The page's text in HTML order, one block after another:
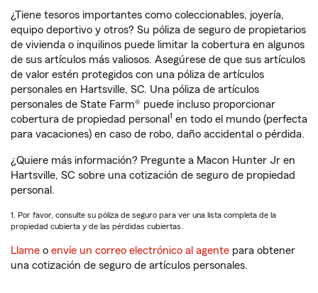
¿Tiene tesoros importantes como coleccionables, joyería,
equipo deportivo y otros? Su póliza de seguro de propietarios
de vivienda o inquilinos puede limitar la cobertura en algunos
de sus artículos más valiosos. Asegúrese de que sus artículos
de valor estén protegidos con una póliza de artículos
personales en Hartsville, SC. Una póliza de artículos
personales de State Farm® puede incluso proporcionar
cobertura de propiedad personal 1 en todo el mundo (perfecta
para vacaciones) en caso de robo, daño accidental o pérdida.
¿Quiere más información? Pregunte a Macon Hunter Jr en
Hartsville, SC sobre una cotización de seguro de propiedad
personal.
1. Por favor, consulte su póliza de seguro para ver una lista completa de la
propiedad cubierta y de las pérdidas cubiertas.
Llame o envíe un correo electrónico al agente para obtener
una cotización de seguro de artículos personales.